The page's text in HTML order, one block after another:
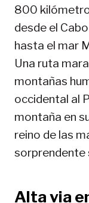
800
desde el
hasta el mar
Una ruta
montañas
occidental al
montaña en
reino de las
sorprendente
Alta via